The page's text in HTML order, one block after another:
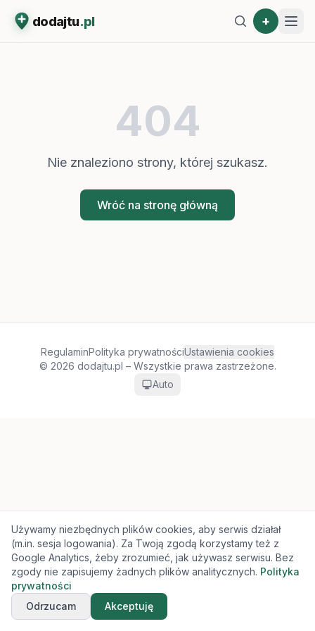
dodajtu.pl +
404
Nie znaleziono strony, której szukasz.
Wróć na stronę główną
RegulaminPolityka prywatnościUstawienia cookies
© 2026 dodajtu.pl – Wszystkie prawa zastrzeżone.
Auto
Używamy niezbędnych plików cookies, aby serwis działał
(m.in. sesja logowania). Za Twoją zgodą korzystamy też z
Google Analytics, żeby zrozumieć, jak używasz serwisu. Bez
zgody nie zapisujemy żadnych plików analitycznych. Polityka
prywatności
Odrzucam
Akceptuję